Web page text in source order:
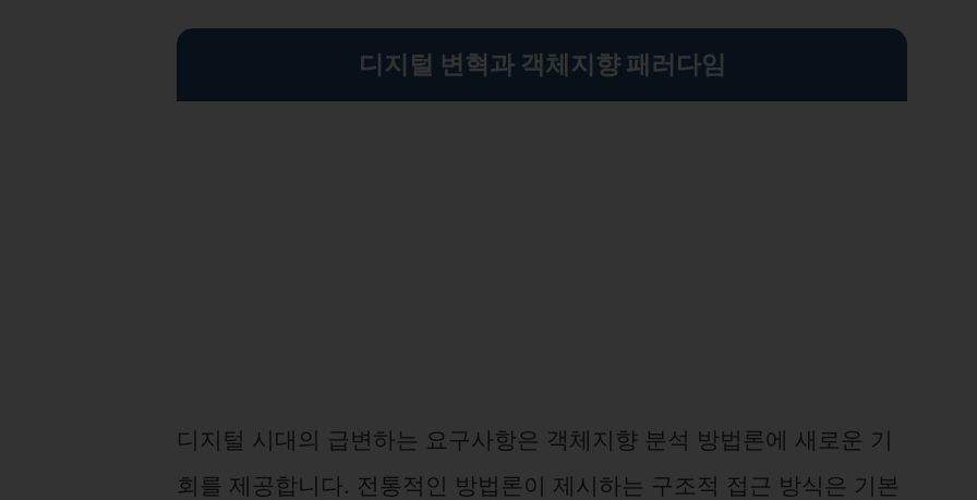
디지털 변혁과 객체지향 패러다임
디지털 시대의 급변하는 요구사항은 객체지향 분석 방법론에 새로운 기
회를 제공합니다. 전통적인 방법론이 제시하는 구조적 접근 방식은 기본